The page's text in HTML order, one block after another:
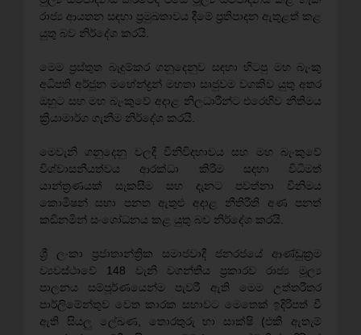
රාජ්‍ය ආයතන සඳහා ප්‍රමුඛතාවය දීමේ ප්‍රතිපාදන ඇතුළත් කළ
යුතු බව නිර්දේශ කරයි.
මෙම ප්‍රස්තුත බැදුම්කර ගනුදෙනුව සඳහා හිටපු මහ බැංකු
අධිපති අර්ජුන මහේන්ද්‍රන් මහතා සෘජුවම වගකිව යුතු අතර
ඔහුට සහ මහ බැංකුවේ අදාළ නිලධාරීන්ට එරෙහිව නීතිමය
ක්‍රියාමාර්ග ගැනීම නිර්දේශ කරයි.
මෙවැනි ගනුදෙනු වලදී විනිවිදභාවය සහ මහ බැංකුවේ
විශ්වාසනීයත්වය ආරක්ධා කිරීම සඳහා විධිමත්
යාන්ත්‍රණයක් සැකසීම සහ දැනට පවත්නා විනිමය
කොමිෂන් සභා පනත ඇතුළු අදාළ නීතිරීති අණ පනත්
කඩිනමින් සංශෝධනය කළ යුතු බව නිර්දේශ කරයි.
ශ්‍රී ලංකා ප්‍රජාතාන්ත්‍රික සමාජවාදී ජනරජයේ ආණ්ඩුක්‍රම
ව්‍යවස්ථාවේ 148 වැනි වගන්තිය ප්‍රකාරව රාජ්‍ය මූල්‍ය
පාලනය සම්පූර්ණයෙන්ම පැවරී ඇති මෙම උත්තරීතර
පාර්ලිමේන්තුව වෙත කාරක සභාවට මෙතෙක් ඉදිරිපත් වී
ඇති සියලු ලේඛණ, තොරතුරු හා සාක්ෂි (එකී ඇතැම්